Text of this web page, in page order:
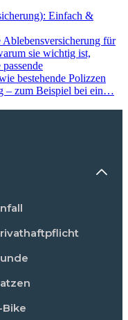
Einfach &
für
sie wichtig ist,
bestehende Polizzen
– zum Beispiel bei ein…
Bike